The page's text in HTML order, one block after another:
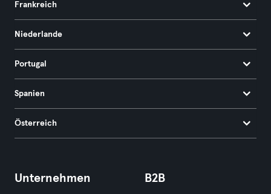
Frankreich
Niederlande
Portugal
Spanien
Österreich
Unternehmen B2B